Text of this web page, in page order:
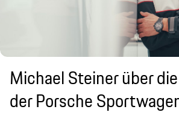
Michael Steiner über
der Porsche